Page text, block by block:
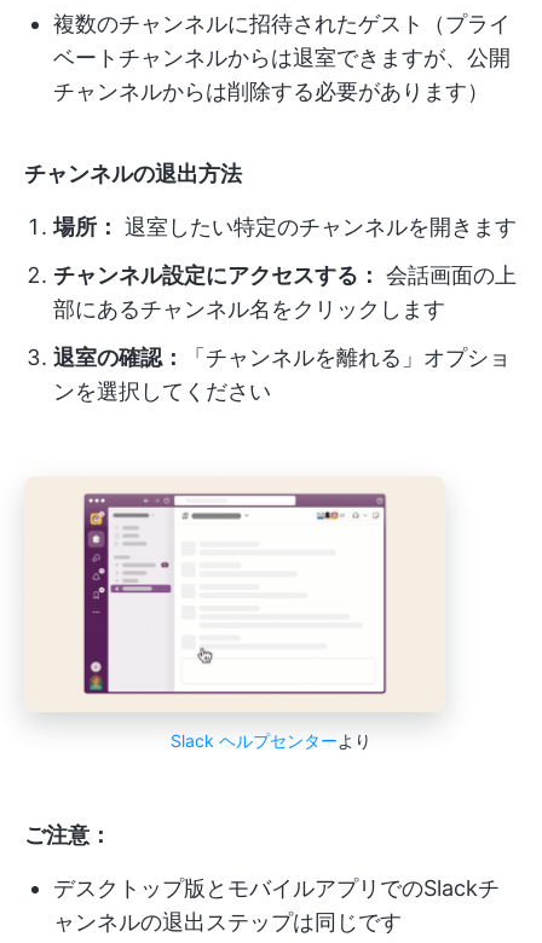
複数のチャンネルに招待されたゲスト（プライ
ベートチャンネルからは退室できますが、公開
チャンネルからは削除する必要があります）
チャンネルの退出方法
場所： 退室したい特定のチャンネルを開きます
チャンネル設定にアクセスする： 会話画面の上
部にあるチャンネル名をクリックします
退室の確認：
「チャンネルを離れる」オプショ
ンを選択してください
Slack ヘルプセンターより
ご注意：
デスクトップ版とモバイルアプリでのSlackチ
ャンネルの退出ステップは同じです